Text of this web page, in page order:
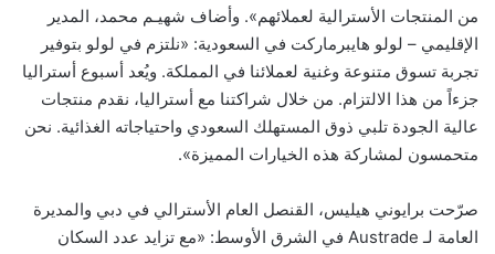
من المنتجات الأسترالية لعملائهم». وأضاف شهيـم محمد، المدير
الإقليمي – لولو هايبرماركت في السعودية: «نلتزم في لولو بتوفير
تجربة تسوق متنوعة وغنية لعملائنا في المملكة. ويُعد أسبوع أستراليا
جزءاً من هذا الالتزام. من خلال شراكتنا مع أستراليا، نقدم منتجات
عالية الجودة تلبي ذوق المستهلك السعودي واحتياجاته الغذائية. نحن
متحمسون لمشاركة هذه الخيارات المميزة».
صرّحت برايوني هيليس، القنصل العام الأسترالي في دبي والمديرة
العامة لـ Austrade في الشرق الأوسط: «مع تزايد عدد السكان